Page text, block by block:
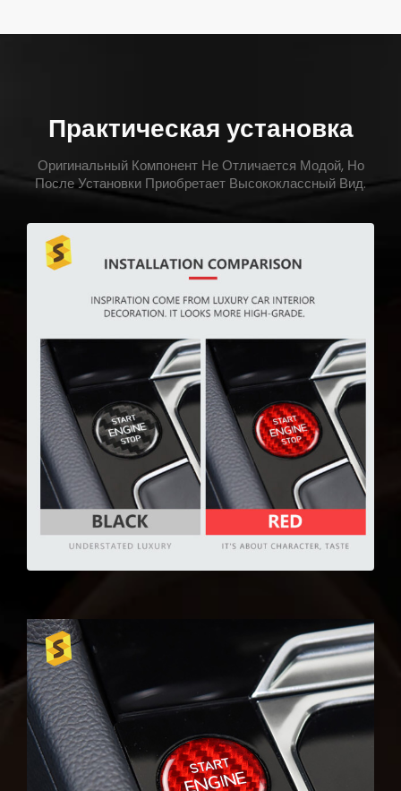
Практическая установка
Оригинальный Компонент Не Отличается Модой, Но
После Установки Приобретает Высококлассный Вид.